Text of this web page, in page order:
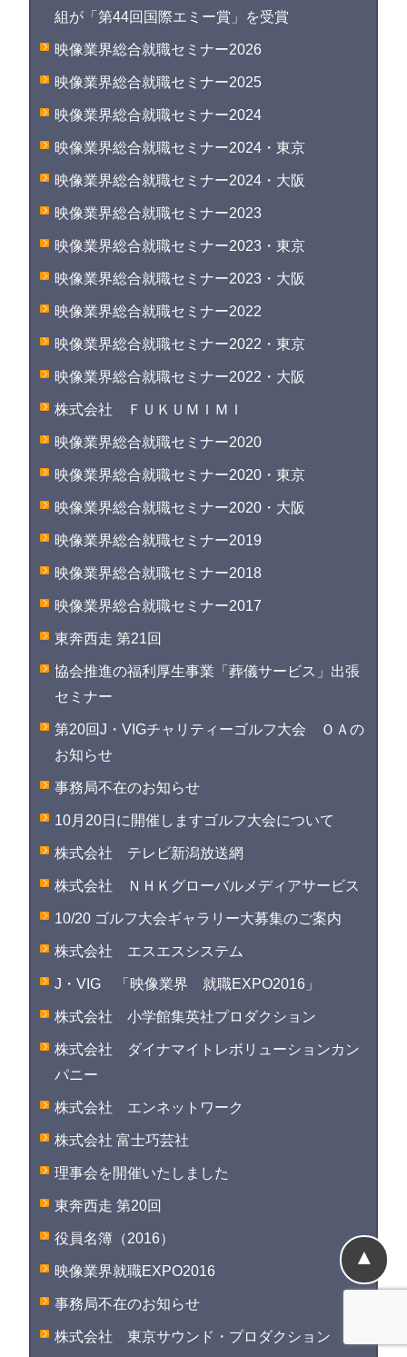
組が「第44回国際エミー賞」を受賞
映像業界総合就職セミナー2026
映像業界総合就職セミナー2025
映像業界総合就職セミナー2024
映像業界総合就職セミナー2024・東京
映像業界総合就職セミナー2024・大阪
映像業界総合就職セミナー2023
映像業界総合就職セミナー2023・東京
映像業界総合就職セミナー2023・大阪
映像業界総合就職セミナー2022
映像業界総合就職セミナー2022・東京
映像業界総合就職セミナー2022・大阪
株式会社 ＦＵＫＵＭＩＭＩ
映像業界総合就職セミナー2020
映像業界総合就職セミナー2020・東京
映像業界総合就職セミナー2020・大阪
映像業界総合就職セミナー2019
映像業界総合就職セミナー2018
映像業界総合就職セミナー2017
東奔西走 第21回
協会推進の福利厚生事業「葬儀サービス」出張
セミナー
第20回J・VIGチャリティーゴルフ大会 ＯＡの
お知らせ
事務局不在のお知らせ
10月20日に開催しますゴルフ大会について
株式会社 テレビ新潟放送網
株式会社 ＮＨＫグローバルメディアサービス
10/20 ゴルフ大会ギャラリー大募集のご案内
株式会社 エスエスシステム
J・VIG 「映像業界 就職EXPO2016」
株式会社 小学館集英社プロダクション
株式会社 ダイナマイトレボリューションカン
パニー
株式会社 エンネットワーク
株式会社 富士巧芸社
理事会を開催いたしました
東奔西走 第20回
役員名簿（2016）
映像業界就職EXPO2016
事務局不在のお知らせ
株式会社 東京サウンド・プロダクション
▲